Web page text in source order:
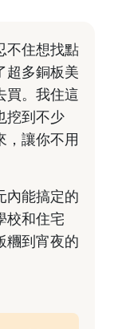
不住想找點
超多銅板美
買。我住這
挖到不少
，讓你不用
內能搞定的
校和住宅
糰到宵夜的